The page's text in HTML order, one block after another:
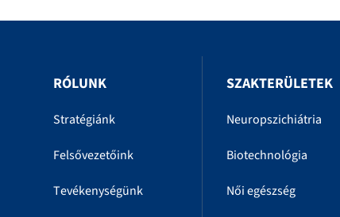
RÓLUNK
Stratégiánk
Felsővezetőink
Tevékenységünk
SZAKTERÜLETEK
Neuropszichiátria
Biotechnológia
Női egészség